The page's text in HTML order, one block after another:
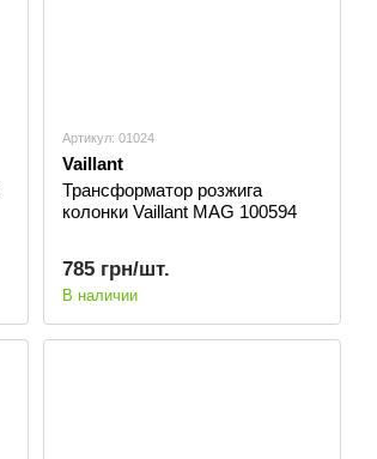
Артикул: 01024
Vaillant
Трансформатор розжига
колонки Vaillant MAG 100594
785 грн/шт.
В наличии